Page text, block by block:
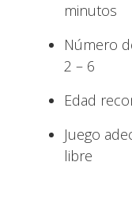
minutos
Número
2 – 6
Edad
Juego
libre